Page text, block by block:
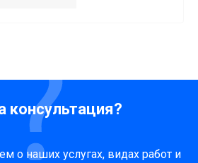
консультация?
о наших услугах, видах работ и